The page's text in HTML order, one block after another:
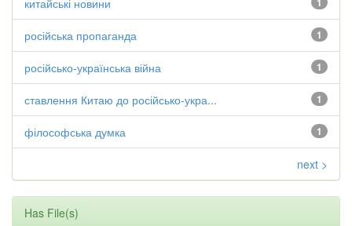
китайські новини
1
російська пропаганда
1
російсько-українська війна
1
ставлення Китаю до російсько-укра...
1
філософська думка
next >
Has File(s)